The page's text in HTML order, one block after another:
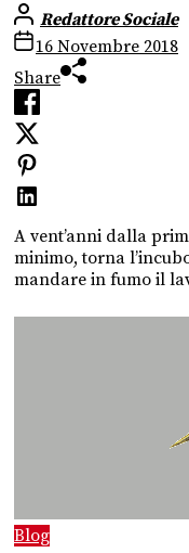
Redattore Sociale
16 Novembre 2018
Share
A vent’anni dalla
minimo, torna
mandare in fumo il
Blog